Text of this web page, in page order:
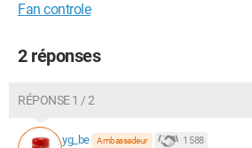
Fan controle
2 réponses
RÉPONSE 1 / 2
yg_be Ambassadeur 1 588